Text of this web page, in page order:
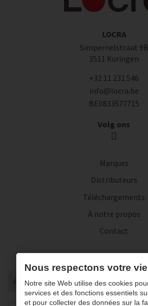
LOCRA
Simpernelstraat 9B
3511 Kuringen
+32 11 231 546
info@locra.be
BE0833577715
Volg ons
Marques
Distributeurs
Téléchargements
À notre propos
Contact
Nous respectons votre
Notre site Web utilise des cookies
services et des fonctions essentiels
et pour collecter des données sur la